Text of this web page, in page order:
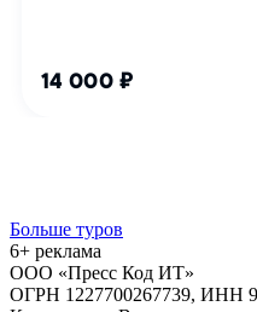
Больше туров
6+ реклама
ООО «Пресс Код ИТ»
ОГРН 1227700267739, ИНН